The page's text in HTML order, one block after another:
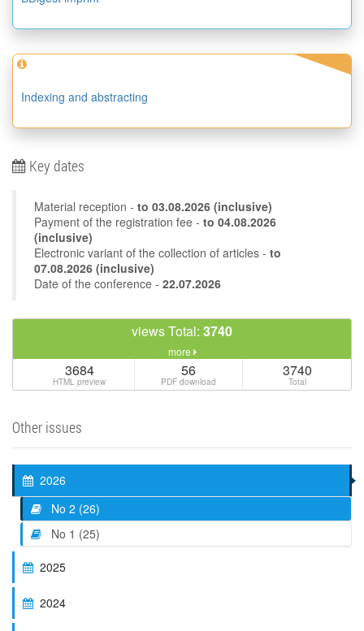
Indexing and abstracting
Key dates
Material reception - to 03.08.2026 (inclusive)
Payment of the registration fee - to 04.08.2026
(inclusive)
Electronic variant of the collection of articles - to
07.08.2026 (inclusive)
Date of the conference - 22.07.2026
views Total: 3740
more
3684
HTML preview
56
PDF download
3740
Total
Other issues
2026
No 2 (26)
No 1 (25)
2025
2024